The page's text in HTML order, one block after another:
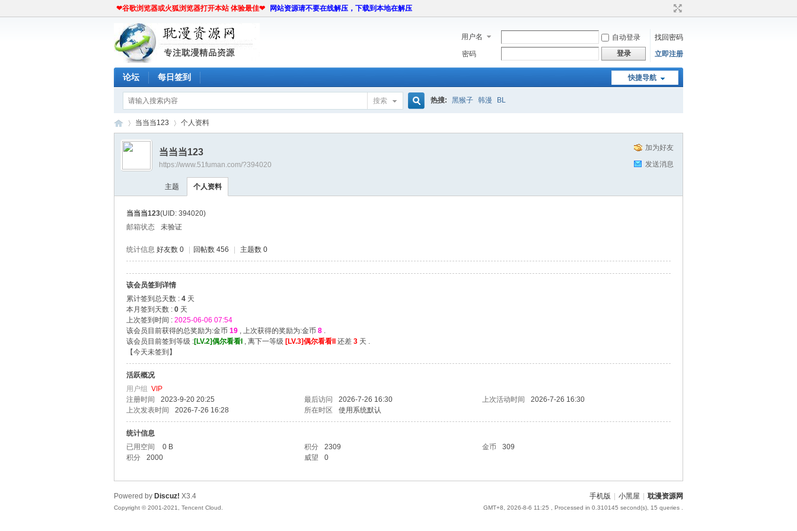
❤谷歌浏览器或火狐浏览器打开本站 体验最佳❤ 网站资源请不要在线解压，下载到本地在解压
用户名 自动登录
找回密码
密码
登录 立即注册
快捷导航
论坛 每日签到
搜索 热搜: 黑猴子 韩漫 BL
›
当当当123 个人资料
加为好友
发送消息
当当当123
https://www.51fuman.com/?394020
主题 个人资料
当当当123(UID: 394020)
邮箱状态
未验证
统计信息 好友数 0 回帖数 456 主题数 0
该会员签到详情
累计签到总天数 : 4 天
本月签到天数 : 0 天
上次签到时间 : 2025-06-06 07:54
该会员目前获得的总奖励为:金币 19 , 上次获得的奖励为:金币 8 .
该会员目前签到等级 :[LV.2]偶尔看看I , 离下一等级 [LV.3]偶尔看看II 还差 3 天 .
【今天未签到 】
活跃概况
用户组 VIP
注册时间
2023-9-20 20:25 最后访问 2026-7-26 16:30 上次活动时间
2026-7-26 16:30
上次发表时间
2026-7-26 16:28 所在时区 使用系统默认
统计信息
已用空间
0 B 积分 2309 金币
309
积分
2000 威望 0
手机版 小黑屋 耽漫资源网
GMT+8, 2026-8-6 11:25 , Processed in 0.310145 second(s), 15 queries .
Powered by Discuz! X3.4
Copyright © 2001-2021, Tencent Cloud.